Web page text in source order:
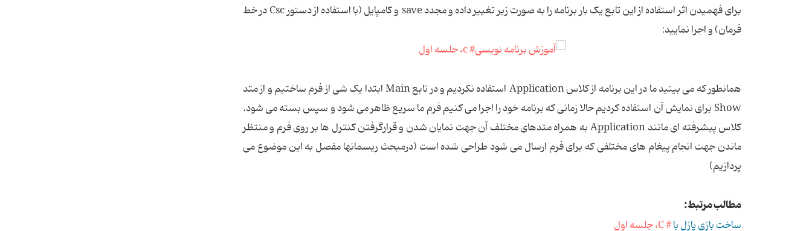
برای فهمیدن اثر استفاده از این تابع یک بار برنامه را به صورت زیر تغییر داده و مجدد save و کامپایل (با استفاده از دستور Csc در خط
فرمان) و اجرا نمایید:
همانطور که می بینید ما در این برنامه از کلاس Application استفاده نکردیم و در تابع Main ابتدا یک شی از فرم ساختیم و از متد
Show برای نمایش آن استفاده کردیم حالا زمانی که برنامه خود را اجرا می کنیم فرم ما سریع ظاهر می شود و سپس بسته می شود.
کلاس پیشرفته ای مانند Application به همراه متدهای مختلف آن جهت نمایان شدن و قرارگرفتن کنترل ها بر روی فرم و منتظر
ماندن جهت انجام پیغام های مختلفی که برای فرم ارسال می شود طراحی شده است (درمبحث ریسمانها مفصل به این موضوع می
پردازیم)
مطالب مرتبط:
ساخت بازی پازل با# C، جلسه اول